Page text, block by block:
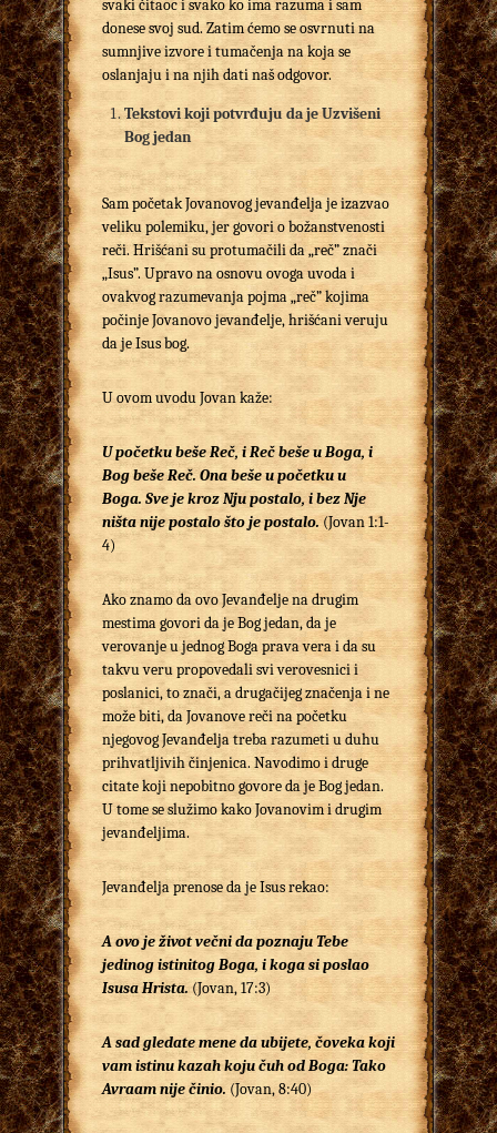
svaki čitaoc i svako ko ima razuma i sam
donese svoj sud. Zatim ćemo se osvrnuti na
sumnjive izvore i tumačenja na koja se
oslanjaju i na njih dati naš odgovor.
Tekstovi koji potvrđuju da je Uzvišeni
Bog jedan
Sam početak Jovanovog jevanđelja je izazvao
veliku polemiku, jer govori o božanstvenosti
reči. Hrišćani su protumačili da „reč” znači
„Isus”. Upravo na osnovu ovoga uvoda i
ovakvog razumevanja pojma „reč” kojima
počinje Jovanovo jevanđelje, hrišćani veruju
da je Isus bog.
U ovom uvodu Jovan kaže:
U početku beše Reč, i Reč beše u Boga, i
Bog beše Reč.Ona beše u početku u
Boga. Sve je kroz Nju postalo, i bez Nje
ništa nije postalo što je postalo.(Jovan 1:1-
4)
Ako znamo da ovo Jevanđelje na drugim
mestima govori da je Bog jedan, da je
verovanje u jednog Boga prava vera i da su
takvu veru propovedali svi verovesnici i
poslanici, to znači, a drugačijeg značenja i ne
može biti, da Jovanove reči na početku
njegovog Jevanđelja treba razumeti u duhu
prihvatljivih činjenica. Navodimo i druge
citate koji nepobitno govore da je Bog jedan.
U tome se služimo kako Jovanovim i drugim
jevanđeljima.
Jevanđelja prenose da je Isus rekao:
A ovo je život večni da poznaju Tebe
jedinog istinitog Boga, i koga si poslao
Isusa Hrista.(Jovan, 17:3)
A sad gledate mene da ubijete, čoveka koji
vam istinu kazah koju čuh od Boga: Tako
Avraam nije činio.(Jovan, 8:40)